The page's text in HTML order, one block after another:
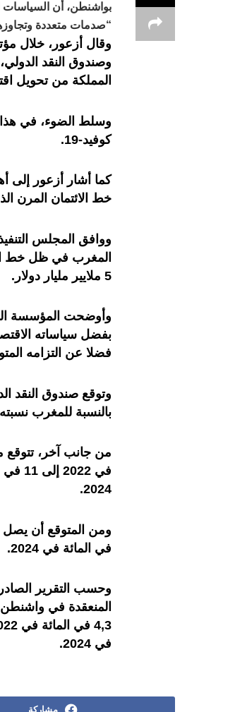
بواشنطن، أن السياسات
“صدمات متعددة
وقال أزعور، خلال
وصندوق النقد
المملكة من تحويل
وسلط الضوء، في هذا
كوفيد-19.
كما أشار أزعور إلى
خط الائتمان المرن
ووافق المجلس
المغرب في ظل خط
5 ملايير ملیار دولار.
وأوضحت المؤسسة
بفضل سياساته
فضلا عن التزامه
وتوقع صندوق النقد
بالنسبة للمغرب نسبته 3 في المائة خلال 2023، و3,1 في المائة في سنة 2024.
2024.
في المائة في 2024.
وحسب التقرير الصادر
المنعقدة في
في 2024.
مشاركة